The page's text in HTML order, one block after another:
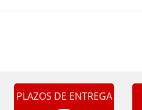
PLAZOS DE ENTREGA